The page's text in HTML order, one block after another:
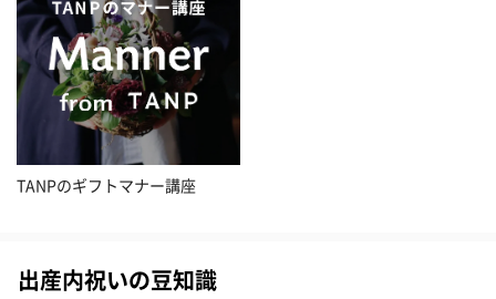
TANPのギフトマナー講座
出産内祝いの豆知識